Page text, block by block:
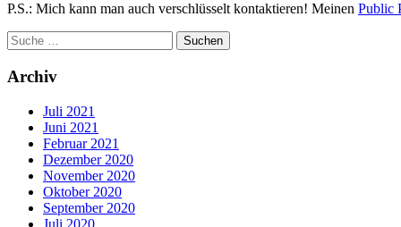
P.S.: Mich kann man auch verschlüsselt kontaktieren! Meinen Public
Archiv
Juli 2021
Juni 2021
Februar 2021
Dezember 2020
November 2020
Oktober 2020
September 2020
Juli 2020